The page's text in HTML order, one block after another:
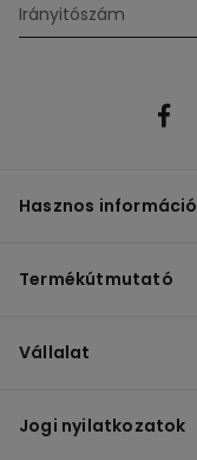
Hasznos információ
Termékútmutató
Vállalat
Jogi nyilatkozatok